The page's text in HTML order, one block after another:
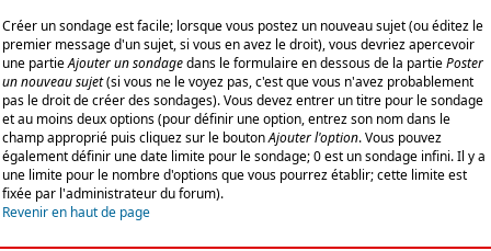
Créer un sondage est facile; lorsque vous postez un nouveau sujet (ou éditez le
premier message d'un sujet, si vous en avez le droit), vous devriez apercevoir
une partieAjouter un sondagedans le formulaire en dessous de la partiePoster
un nouveau sujet(si vous ne le voyez pas, c'est que vous n'avez probablement
pas le droit de créer des sondages). Vous devez entrer un titre pour le sondage
et au moins deux options (pour définir une option, entrez son nom dans le
champ approprié puis cliquez sur le boutonAjouter l'option. Vous pouvez
également définir une date limite pour le sondage; 0 est un sondage infini. Il y a
une limite pour le nombre d'options que vous pourrez établir; cette limite est
fixée par l'administrateur du forum).
Revenir en haut de page